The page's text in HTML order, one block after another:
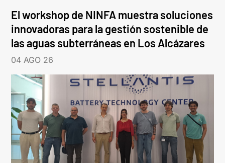
El workshop de NINFA muestra soluciones
innovadoras para la gestión sostenible de
las aguas subterráneas en Los Alcázares
04 AGO 26